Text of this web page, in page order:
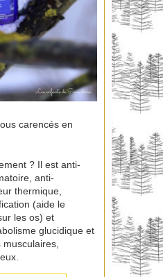
carencés en
? Il est anti-
anti-
thermique,
(aide le
les os) et
glucidique et